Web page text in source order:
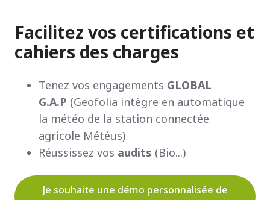
Facilitez vos certifications et
cahiers des charges
Tenez vos engagements GLOBAL
G.A.P (Geofolia intègre en automatique
la météo de la station connectée
agricole Météus)
Réussissez vos audits (Bio...)
Je souhaite une démo personnalisée de